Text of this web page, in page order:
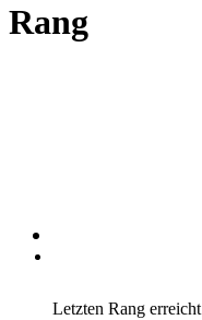
Rang
Letzten Rang erreicht